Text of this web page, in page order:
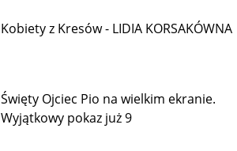
Kobiety z Kresów - LIDIA KORSAKÓWNA
Święty Ojciec Pio na wielkim ekranie.
Wyjątkowy pokaz już 9